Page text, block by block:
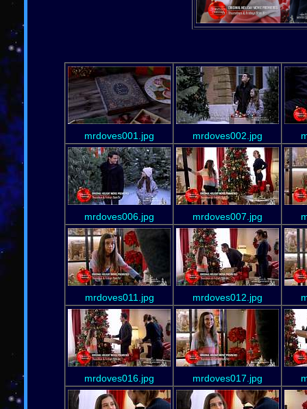
mrdoves001.jpg mrdoves002.jpg
mrdoves006.jpg mrdoves007.jpg
mrdoves011.jpg mrdoves012.jpg
mrdoves016.jpg mrdoves017.jpg